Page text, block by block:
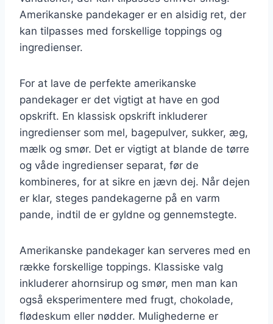
Amerikanske pandekager er en alsidig ret, der
kan tilpasses med forskellige toppings og
ingredienser.
For at lave de perfekte amerikanske
pandekager er det vigtigt at have en god
opskrift. En klassisk opskrift inkluderer
ingredienser som mel, bagepulver, sukker, æg,
mælk og smør. Det er vigtigt at blande de tørre
og våde ingredienser separat, før de
kombineres, for at sikre en jævn dej. Når dejen
er klar, steges pandekagerne på en varm
pande, indtil de er gyldne og gennemstegte.
Amerikanske pandekager kan serveres med en
række forskellige toppings. Klassiske valg
inkluderer ahornsirup og smør, men man kan
også eksperimentere med frugt, chokolade,
flødeskum eller nødder. Mulighederne er